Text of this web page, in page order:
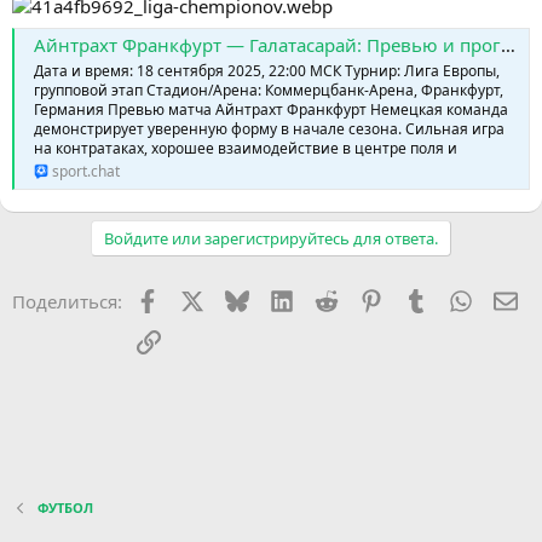
Айнтрахт Франкфурт — Галатасарай: Превью и прогноз (18 сентября 2025) » SPORTCHAT - Новости спорта | Футбол | Онлайн трансляции | Чат | Результаты матчей | Спорт | Прогнозы на спорт
Дата и время: 18 сентября 2025, 22:00 МСК Турнир: Лига Европы,
групповой этап Стадион/Арена: Коммерцбанк-Арена, Франкфурт,
Германия Превью матча Айнтрахт Франкфурт Немецкая команда
демонстрирует уверенную форму в начале сезона. Сильная игра
на контратаках, хорошее взаимодействие в центре поля и
sport.chat
Войдите или зарегистрируйтесь для ответа.
Поделиться: FacebookX (Twitter)
BlueskyLinkedIn
Reddit PinterestTumblr
Ссылка
ФУТБОЛ